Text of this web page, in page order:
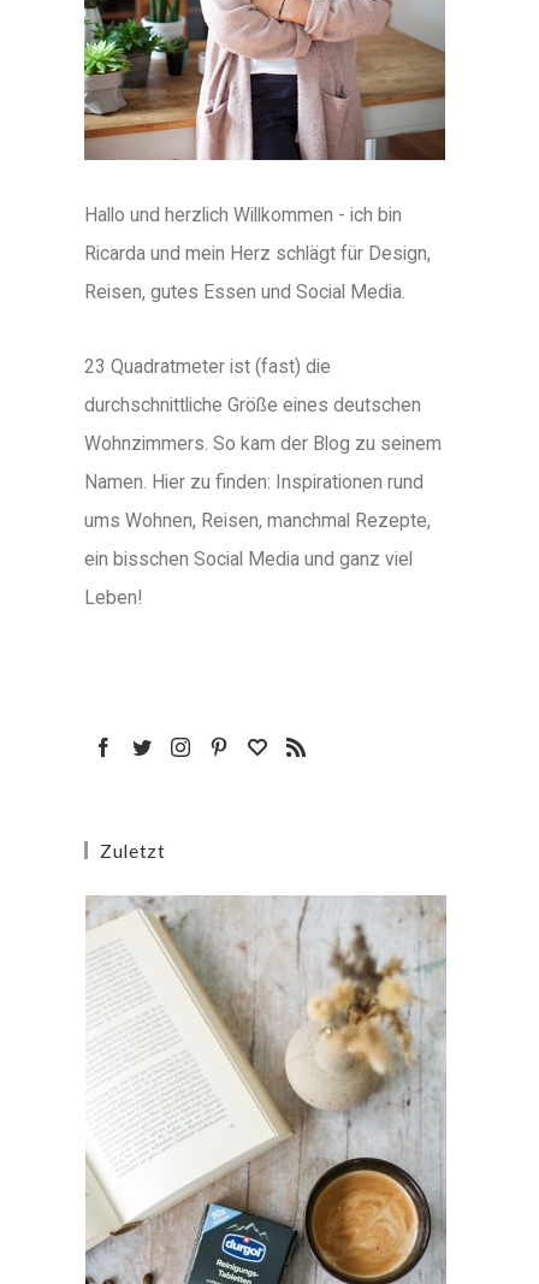
Hallo und herzlich Willkommen - ich bin
Ricarda und mein Herz schlägt für Design,
Reisen, gutes Essen und Social Media.
23 Quadratmeter ist (fast) die
durchschnittliche Größe eines deutschen
Wohnzimmers. So kam der Blog zu seinem
Namen. Hier zu finden: Inspirationen rund
ums Wohnen, Reisen, manchmal Rezepte,
ein bisschen Social Media und ganz viel
Leben!
Zuletzt